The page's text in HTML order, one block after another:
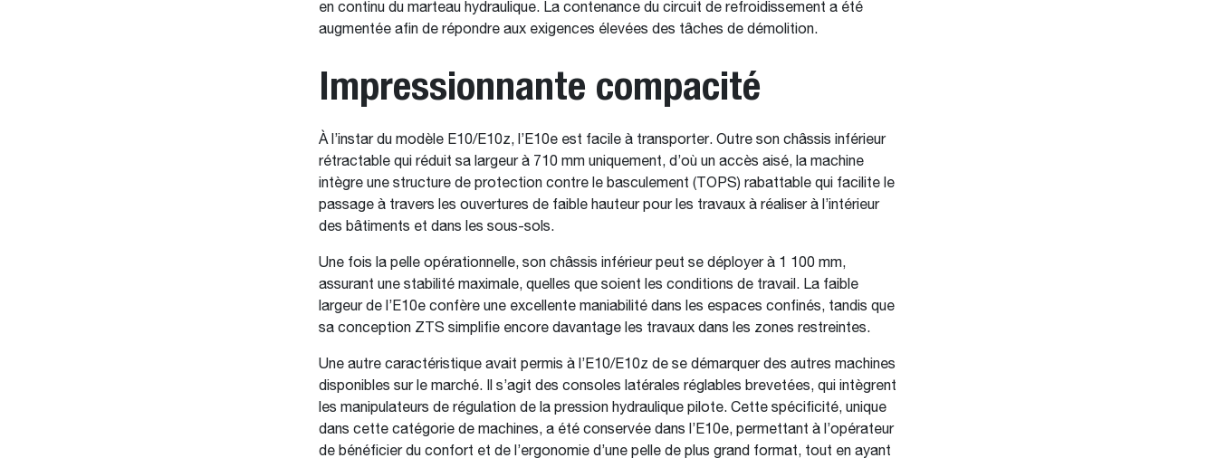
en continu du marteau hydraulique. La contenance du circuit de refroidissement a été
augmentée afin de répondre aux exigences élevées des tâches de démolition.
Impressionnante compacité
À l’instar du modèle E10/E10z, l’E10e est facile à transporter. Outre son châssis inférieur
rétractable qui réduit sa largeur à 710 mm uniquement, d’où un accès aisé, la machine
intègre une structure de protection contre le basculement (TOPS) rabattable qui facilite le
passage à travers les ouvertures de faible hauteur pour les travaux à réaliser à l’intérieur
des bâtiments et dans les sous-sols.
Une fois la pelle opérationnelle, son châssis inférieur peut se déployer à 1 100 mm,
assurant une stabilité maximale, quelles que soient les conditions de travail. La faible
largeur de l’E10e confère une excellente maniabilité dans les espaces confinés, tandis que
sa conception ZTS simplifie encore davantage les travaux dans les zones restreintes.
Une autre caractéristique avait permis à l’E10/E10z de se démarquer des autres machines
disponibles sur le marché. Il s’agit des consoles latérales réglables brevetées, qui intègrent
les manipulateurs de régulation de la pression hydraulique pilote. Cette spécificité, unique
dans cette catégorie de machines, a été conservée dans l’E10e, permettant à l’opérateur
de bénéficier du confort et de l’ergonomie d’une pelle de plus grand format, tout en ayant